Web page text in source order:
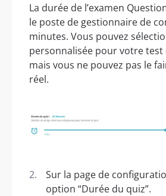
La durée de l’examen
le poste de gestionnaire de
minutes. Vous pouvez
personnalisée pour votre
mais vous ne pouvez pas le
réel.
Sur la page de
option “Durée du quiz”.